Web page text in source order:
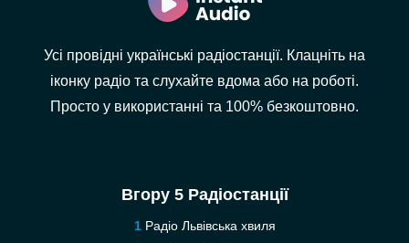
Усі провідні українські радіостанції. Клацніть на
іконку радіо та слухайте вдома або на роботі.
Просто у використанні та 100% безкоштовно.
Вгору 5 Радіостанції
Радіо Львівська хвиля